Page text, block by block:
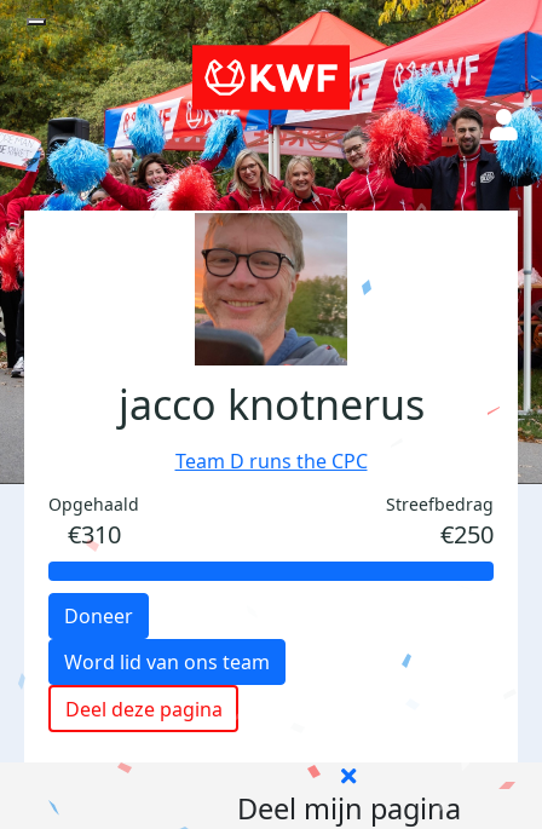
jacco knotnerus
Team D runs the CPC
Opgehaald
€310
Streefbedrag
€250
Doneer
Word lid van ons team
Deel deze pagina
Deel mijn pagina